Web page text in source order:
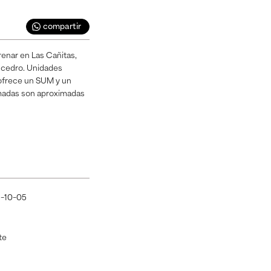
compartir
en Las Cañitas,
Unidades
un SUM y un
son aproximadas
10-05